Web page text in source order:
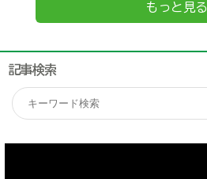
もっと見る
記事検索